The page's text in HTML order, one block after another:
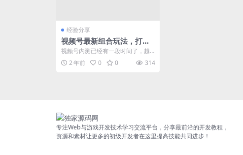
经验分享
视频号最新组合玩法，打造
全新变现渠道！
视频号内测已经有一段时间了，越
来越多的微信用户已成功开通视频
号，并开始发布内容。...
2 年前 0 0 314
专注Web与游戏开发技术学习交流平台，分享最前沿的开发教程，
资源和素材让更多的初级开发者在这里提高技能共同进步！